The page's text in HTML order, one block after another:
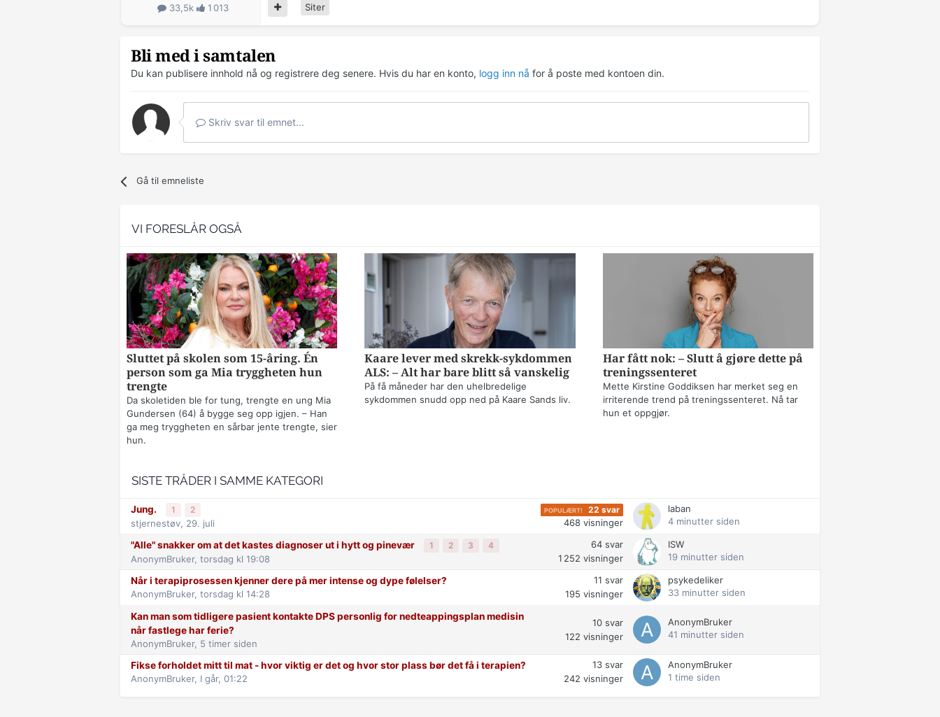
33,5k 1 013 Siter
Bli med i samtalen
Du kan publisere innhold nå og registrere deg senere. Hvis du har en konto, logg inn nå for å poste med kontoen din.
Skriv svar til emnet...
Gå til emneliste
VI FORESLÅR OGSÅ
Sluttet på skolen som 15-åring. Én
person som ga Mia tryggheten hun
trengte
Da skoletiden ble for tung, trengte en ung Mia
Gundersen (64) å bygge seg opp igjen. – Han
ga meg tryggheten en sårbar jente trengte, sier
hun.
Kaare lever med skrekk-sykdommen
ALS: – Alt har bare blitt så vanskelig
På få måneder har den uhelbredelige
sykdommen snudd opp ned på Kaare Sands liv.
Har fått nok: – Slutt å gjøre dette på
treningssenteret
Mette Kirstine Goddiksen har merket seg en
irriterende trend på treningssenteret. Nå tar
hun et oppgjør.
SISTE TRÅDER I SAMME KATEGORI
Jung. 1 2
stjernestøv, 29. juli
22 svar
468 visninger
laban
4 minutter siden
"Alle" snakker om at det kastes diagnoser ut i hytt og pinevær 1 2 3 4
AnonymBruker, torsdag kl 19:08
64 svar
1 252 visninger
ISW
19 minutter siden
Når i terapiprosessen kjenner dere på mer intense og dype følelser?
AnonymBruker, torsdag kl 14:28
11 svar
195 visninger
psykedeliker
33 minutter siden
Kan man som tidligere pasient kontakte DPS personlig for nedteappingsplan medisin
når fastlege har ferie?
AnonymBruker, 5 timer siden
10 svar
122 visninger
AnonymBruker
41 minutter siden
Fikse forholdet mitt til mat - hvor viktig er det og hvor stor plass bør det få i terapien?
AnonymBruker, I går, 01:22
13 svar
242 visninger
AnonymBruker
1 time siden